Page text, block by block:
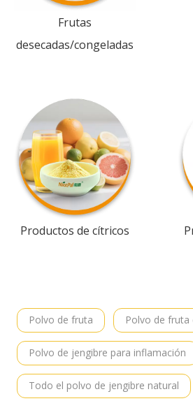
Frutas
desecadas/congeladas
Productos de cítricos
Polvo de fruta Polvo de fruta
Polvo de jengibre para inflamación
Todo el polvo de jengibre natural